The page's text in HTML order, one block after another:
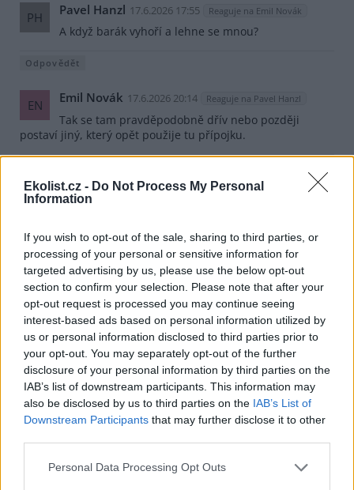
Ekolist.cz - Do Not Process My Personal
Information
If you wish to opt-out of the sale, sharing to third parties, or
processing of your personal or sensitive information for
targeted advertising by us, please use the below opt-out
section to confirm your selection. Please note that after your
opt-out request is processed you may continue seeing
interest-based ads based on personal information utilized by
us or personal information disclosed to third parties prior to
your opt-out. You may separately opt-out of the further
disclosure of your personal information by third parties on the
IAB’s list of downstream participants. This information may
also be disclosed by us to third parties on the IAB’s List of
Downstream Participants that may further disclose it to other
Personal Data Processing Opt Outs
PH Pavel Hanzl 17.6.2026 17:55 Reaguje na Emil Novák
A když barák vyhoří a lehne se mnou?
Odpovědět
EN Emil Novák 17.6.2026 20:14 Reaguje na Pavel Hanzl
Tak se tam pravděpodobně dřív nebo později
postaví jiný, který opět použije tu přípojku.
PH Pavel Hanzl
bavíme? Já vím, ty hnidy.
Odpovědět
EN Emil Novák 17.6.2026 21:48 Reaguje na Pavel Hanzl
Já to chápu, že opět píšete pitomosti. Jestli jste to
pochopil už i vy, tak sláva a třikrát hurá.
Odpovědět
PH Pavel Hanzl 17.6.2026 07:52 Reaguje na Emil Novák
Má to jakousi paralogiku, možná jako s distribucí
vody.
polovinu, ale údržba sítě zůstala, tak VAK zdražil. Tím